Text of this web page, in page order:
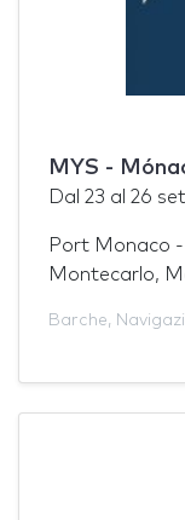
MYS -
Dal 23 al 26
Port Monaco
Montecarlo,
Barche,